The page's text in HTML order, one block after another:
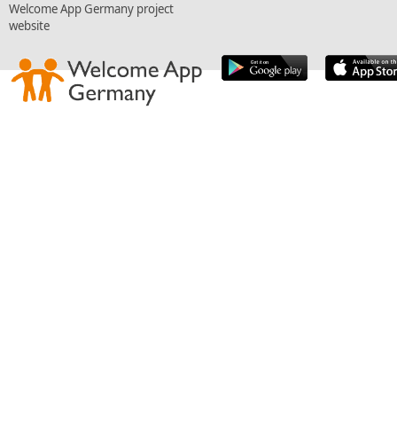
Welcome App Germany project
website